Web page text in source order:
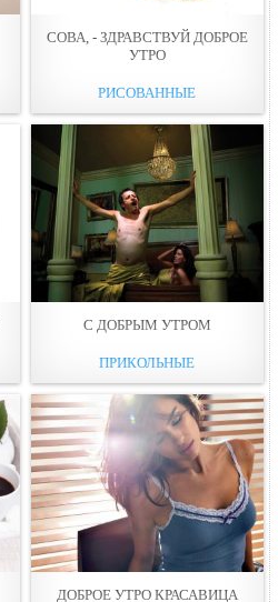
СОВА, - ЗДРАВСТВУЙ ДОБРОЕ
УТРО
РИСОВАННЫЕ
С ДОБРЫМ УТРОМ
ПРИКОЛЬНЫЕ
ДОБРОЕ УТРО КРАСАВИЦА